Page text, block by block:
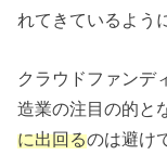
れてきているよう
クラウドファンデ
造業の注目の的と
に出回るのは避け